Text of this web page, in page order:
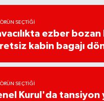
SEÇTIĞI
ezber
kabin bagajı
SEÇTIĞI
Kurul'da tansiyon